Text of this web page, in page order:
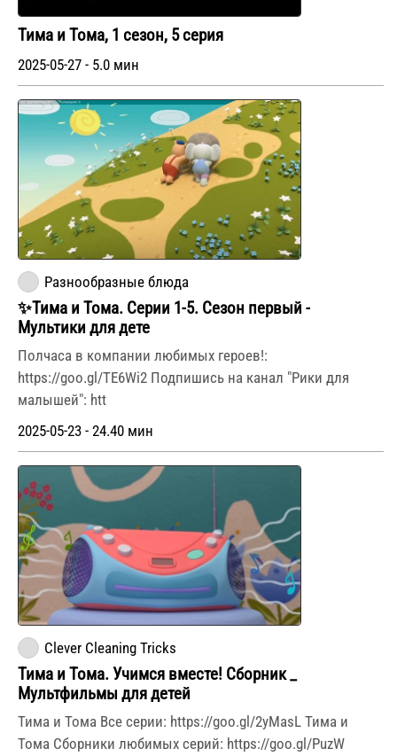
Тима и Тома, 1 сезон, 5 серия
2025-05-27 - 5.0 мин
Разнообразные блюда
✨Тима и Тома. Серии 1-5. Сезон первый -
Мультики для дете
Полчаса в компании любимых героев!:
https://goo.gl/TE6Wi2 Подпишись на канал "Рики для
малышей": htt
2025-05-23 - 24.40 мин
Clever Cleaning Tricks
Тима и Тома. Учимся вместе! Сборник _
Мультфильмы для детей
Тима и Тома Все серии: https://goo.gl/2yMasL Тима и
Тома Сборники любимых серий: https://goo.gl/PuzW